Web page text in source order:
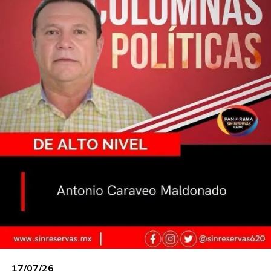
lo de la equidad de género de acuerdo a los
lineamientos del Instituto Electoral y
Participación Ciudadana (IEPCT). Se se puede
identificar a los municipios de Comalcalco, Jalpa
De Mendez, Huimanguillo, Cárdenas, Centla,
Tenosique y Zapata, donde iría con mujeres,
dentro de la ingeniería electoral.
En días pasado se le vio por la entidad al ex
secretario de Desarrollo Agropecuario,
Edgar
Méndez.No perdió la oportunidad de quejarse
lo han pasado a la báscula los cuatreros de la
en Jonuta. La autoridad municipal pareciera no
existir, es decir, se refleja la incompetencia de la
17/07/26